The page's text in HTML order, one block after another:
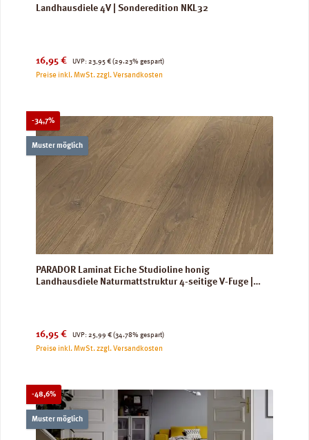
Landhausdiele 4V | Sonderedition NKL32
Verkaufspreis:
16,95 € UVP:
Regulärer Preis:
23,95 € (29.23% gespart)
Preise inkl. MwSt. zzgl. Versandkosten
-34,7%Rabatt
Muster möglich
PARADOR Laminat Eiche Studioline honig
Landhausdiele Naturmattstruktur 4-seitige V-Fuge |
Verkaufspreis:
16,95 € UVP:
Regulärer Preis:
25,99 € (34.78% gespart)
Preise inkl. MwSt. zzgl. Versandkosten
-48,6%Rabatt
Muster möglich